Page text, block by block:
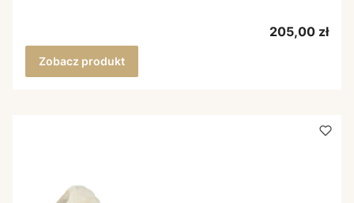
Cena
205,00 zł
Zobacz produkt